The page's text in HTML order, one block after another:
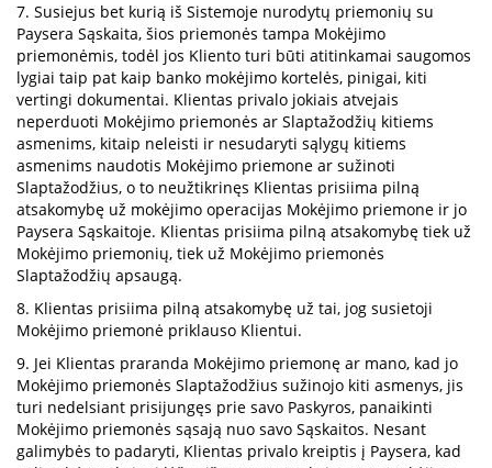
7. Susiejus bet kurią iš Sistemoje nurodytų priemonių su
Paysera Sąskaita, šios priemonės tampa Mokėjimo
priemonėmis, todėl jos Kliento turi būti atitinkamai saugomos
lygiai taip pat kaip banko mokėjimo kortelės, pinigai, kiti
vertingi dokumentai. Klientas privalo jokiais atvejais
neperduoti Mokėjimo priemonės ar Slaptažodžių kitiems
asmenims, kitaip neleisti ir nesudaryti sąlygų kitiems
asmenims naudotis Mokėjimo priemone ar sužinoti
Slaptažodžius, o to neužtikrinęs Klientas prisiima pilną
atsakomybę už mokėjimo operacijas Mokėjimo priemone ir jo
Paysera Sąskaitoje. Klientas prisiima pilną atsakomybę tiek už
Mokėjimo priemonių, tiek už Mokėjimo priemonės
Slaptažodžių apsaugą.
8. Klientas prisiima pilną atsakomybę už tai, jog susietoji
Mokėjimo priemonė priklauso Klientui.
9. Jei Klientas praranda Mokėjimo priemonę ar mano, kad jo
Mokėjimo priemonės Slaptažodžius sužinojo kiti asmenys, jis
turi nedelsiant prisijungęs prie savo Paskyros, panaikinti
Mokėjimo priemonės sąsają nuo savo Sąskaitos. Nesant
galimybės to padaryti, Klientas privalo kreiptis į Paysera, kad